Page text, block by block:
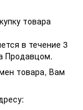
товара
в течение 3
Продавцом.
товара, Вам